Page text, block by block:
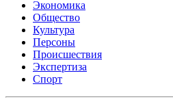
Экономика
Общество
Культура
Персоны
Происшествия
Экспертиза
Спорт